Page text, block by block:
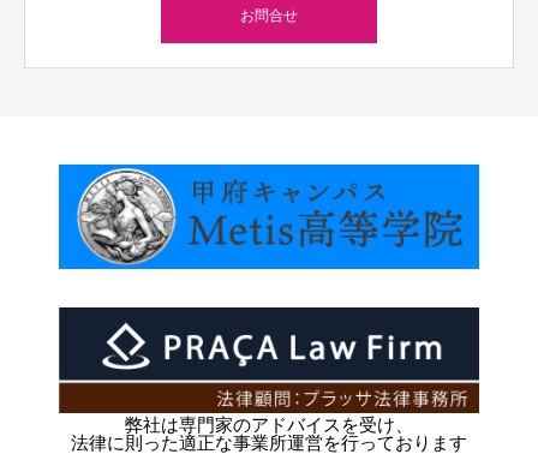
お問合せ
弊社は専門家のアドバイスを受け、
法律に則った適正な事業所運営を行っております